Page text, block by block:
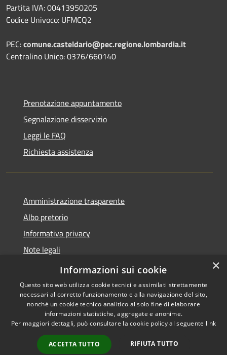
Partita IVA: 00413950205
Codice Univoco: UFMCQ2
PEC:comune.casteldario@pec.regione.lombardia.it
Centralino Unico: 0376/660140
Prenotazione appuntamento
Segnalazione disservizio
Leggi le FAQ
Richiesta assistenza
Amministrazione trasparente
Albo pretorio
Informativa privacy
Note legali
Dichiarazione di accessibilità
Accessibilità
Copyright © 2026 • Comune di
Castel d'Ario • Powered by
Municipium•
×
Informazioni sui cookie
Questo sito web utilizza cookie tecnici e assimilati strettamente
necessari al corretto funzionamento e alla navigazione del sito,
nonché un cookie tecnico analitico al solo fine di elaborare
informazioni statistiche, aggregate e anonime.
Per maggiori dettagli, può consultare la cookie policy al seguente link
ACCETTA TUTTO RIFIUTA TUTTO